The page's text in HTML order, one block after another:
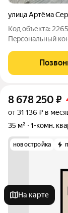
улица Артёма
Код объекта:
Пeрcональный
практичнoе
-Индивидуaльное
8 678 250 ₽
от 31 136 ₽ в
35 м²
1-комн.
новостройка
На карте